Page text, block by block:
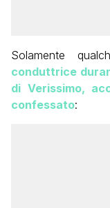
Solamente
conduttrice
di Verissimo,
confessato: